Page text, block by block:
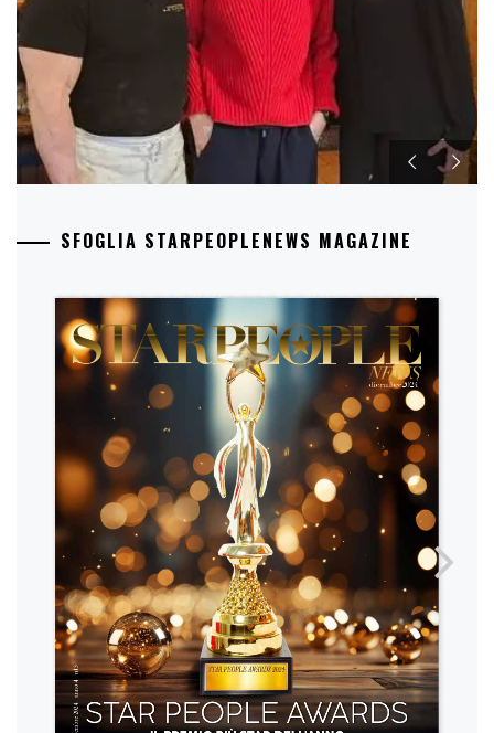
SFOGLIA STARPEOPLENEWS MAGAZINE